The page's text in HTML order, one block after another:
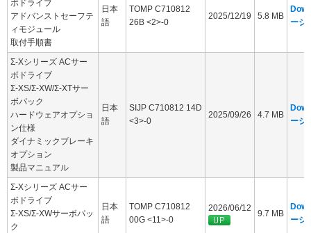
ボドライブ
アドバンストセーフテ
ィモジュール
取付手順書
日本
語
TOMP C710812
26B <2>-0
2025/12/19 5.8 MB
ージ
Σ-Xシリーズ ACサー
ボドライブ
Σ-XS/Σ-XW/Σ-XTサー
ボパック
ハードウェアオプショ
ン仕様
ダイナミックブレーキ
オプション
製品マニュアル
日本
語
SIJP C710812 14D
<3>-0
2025/09/26 4.7 MB
ージ
Σ-Xシリーズ ACサー
ボドライブ
Σ-XS/Σ-XWサーボパッ
ク
日本
語
TOMP C710812
00G <11>-0
2026/06/12
9.7 MB
ージ